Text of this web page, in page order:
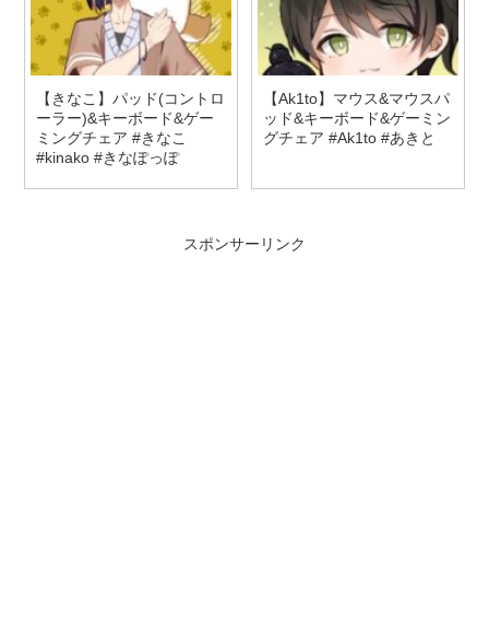
【きなこ】パッド(コントロ
ーラー)&キーボード&ゲー
ミングチェア #きなこ
#kinako #きなぽっぽ
【Ak1to】マウス&マウスパ
ッド&キーボード&ゲーミン
グチェア #Ak1to #あきと
スポンサーリンク